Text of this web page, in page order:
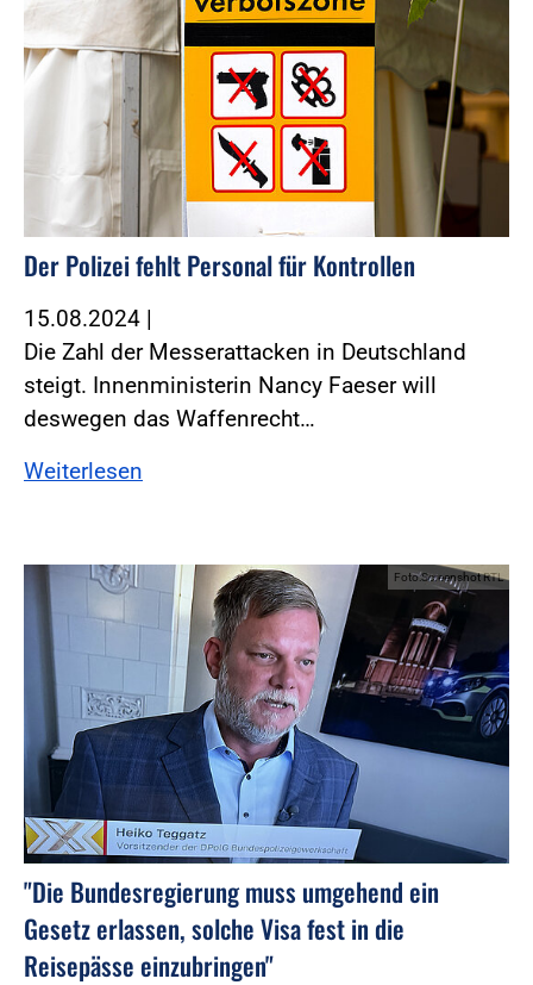
Der Polizei fehlt Personal für Kontrollen
15.08.2024 |
Die Zahl der Messerattacken in Deutschland
steigt. Innenministerin Nancy Faeser will
deswegen das Waffenrecht…
Weiterlesen
Foto:Screenshot RTL
"Die Bundesregierung muss umgehend ein
Gesetz erlassen, solche Visa fest in die
Reisepässe einzubringen"